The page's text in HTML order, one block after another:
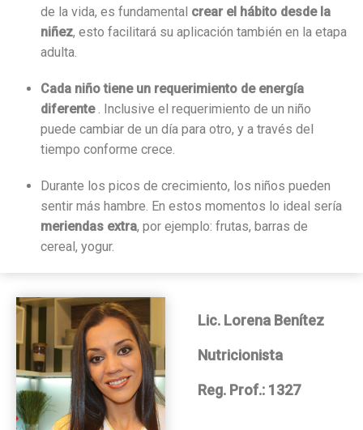
de la vida, es fundamental crear el hábito desde la
niñez, esto facilitará su aplicación también en la etapa
adulta.
Cada niño tiene un requerimiento de energía
diferente. Inclusive el requerimiento de un niño
puede cambiar de un día para otro, y a través del
tiempo conforme crece.
Durante los picos de crecimiento, los niños pueden
sentir más hambre. En estos momentos lo ideal sería
meriendas extra, por ejemplo: frutas, barras de
cereal, yogur.
Lic. Lorena Benítez
Nutricionista
Reg. Prof.: 1327